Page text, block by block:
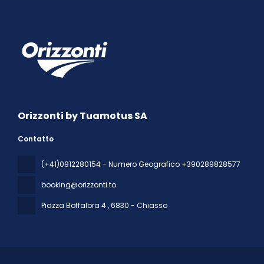
Orizzonti by Tuamotus SA
Contatto
(+41)0912280154 - Numero Geografico +390289828577
booking@orizzonti.to
Piazza Boffalora 4, 6830 - Chiasso